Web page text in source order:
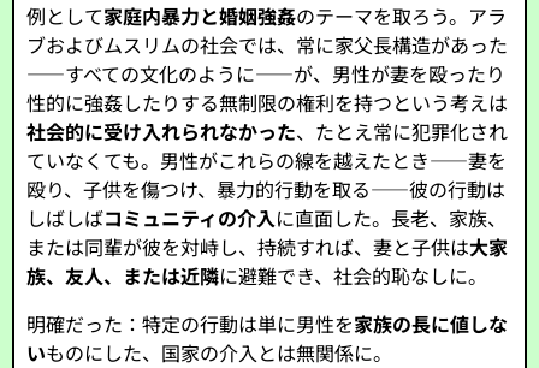
例として家庭内暴力と婚姻強姦のテーマを取ろう。アラ
ブおよびムスリムの社会では、常に家父長構造があった
——すべての文化のように——が、男性が妻を殴ったり
性的に強姦したりする無制限の権利を持つという考えは
社会的に受け入れられなかった、たとえ常に犯罪化され
ていなくても。男性がこれらの線を越えたとき——妻を
殴り、子供を傷つけ、暴力的行動を取る——彼の行動は
しばしばコミュニティの介入に直面した。長老、家族、
または同輩が彼を対峙し、持続すれば、妻と子供は大家
族、友人、または近隣に避難でき、社会的恥なしに。
明確だった：特定の行動は単に男性を家族の長に値しな
いものにした、国家の介入とは無関係に。